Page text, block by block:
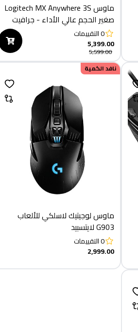
ماوس Logitech MX Anywhere 3S
صغير الحجم عالي الأداء - جرافيت
0التقييمات
5,399.00
5,599.00
نافد الكمية
ماوس لوجيتيك لاسلكي للألعاب
G903 لايتسبيد
0التقييمات
2,999.00